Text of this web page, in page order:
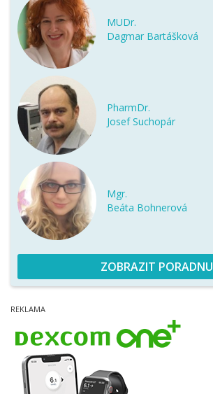
MUDr.
Dagmar Bartášková
PharmDr.
Josef Suchopár
Mgr.
Beáta Bohnerová
ZOBRAZIT PORADNU